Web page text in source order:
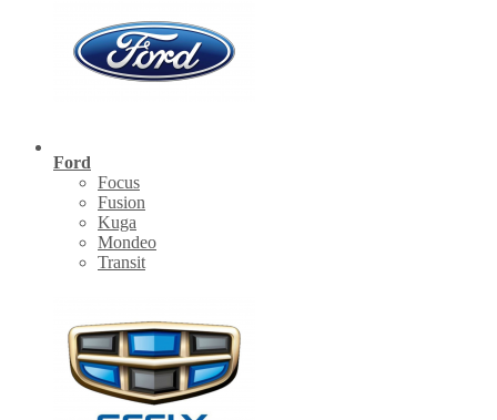
Ford
Focus
Fusion
Kuga
Mondeo
Transit